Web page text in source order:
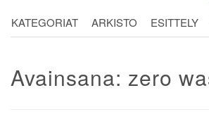
KATEGORIAT ARKISTO ESITTELY
Avainsana: zero